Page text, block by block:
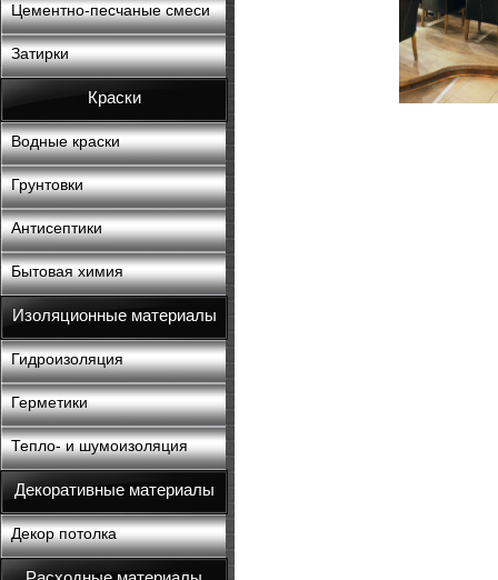
Цементно-песчаные смеси
Затирки
Краски
Водные краски
Грунтовки
Антисептики
Бытовая химия
Изоляционные материалы
Гидроизоляция
Герметики
Тепло- и шумоизоляция
Декоративные материалы
Декор потолка